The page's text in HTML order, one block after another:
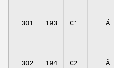
301 193 C1 Á
302 194 C2 Â